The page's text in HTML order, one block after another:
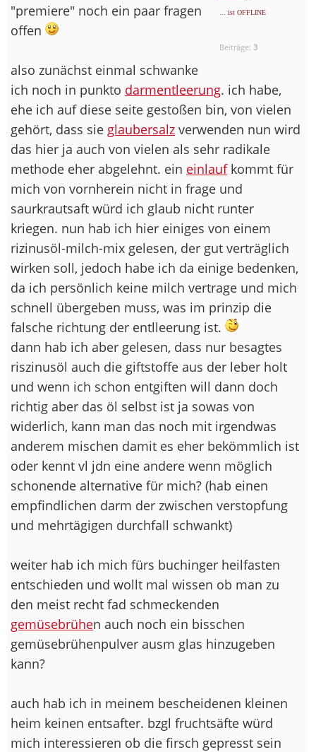
... ist OFFLINE
Beiträge:3
"premiere" noch ein paar fragen
offen
also zunächst einmal schwanke
ich noch in punkto darmentleerung. ich habe,
ehe ich auf diese seite gestoßen bin, von vielen
gehört, dass sie glaubersalz verwenden nun wird
das hier ja auch von vielen als sehr radikale
methode eher abgelehnt. ein einlaufkommt für
mich von vornherein nicht in frage und
saurkrautsaft würd ich glaub nicht runter
kriegen. nun hab ich hier einiges von einem
rizinusöl-milch-mix gelesen, der gut verträglich
wirken soll, jedoch habe ich da einige bedenken,
da ich persönlich keine milch vertrage und mich
schnell übergeben muss, was im prinzip die
falsche richtung der entlleerung ist.
dann hab ich aber gelesen, dass nur besagtes
riszinusöl auch die giftstoffe aus der leber holt
und wenn ich schon entgiften will dann doch
richtig aber das öl selbst ist ja sowas von
widerlich, kann man das noch mit irgendwas
anderem mischen damit es eher bekömmlich ist
oder kennt vl jdn eine andere wenn möglich
schonende alternative für mich? (hab einen
empfindlichen darm der zwischen verstopfung
und mehrtägigen durchfall schwankt)
weiter hab ich mich fürs buchinger heilfasten
entschieden und wollt mal wissen ob man zu
den meist recht fad schmeckenden
gemüsebrühen auch noch ein bisschen
gemüsebrühenpulver ausm glas hinzugeben
kann?
auch hab ich in meinem bescheidenen kleinen
heim keinen entsafter. bzgl fruchtsäfte würd
mich interessieren ob die firsch gepresst sein